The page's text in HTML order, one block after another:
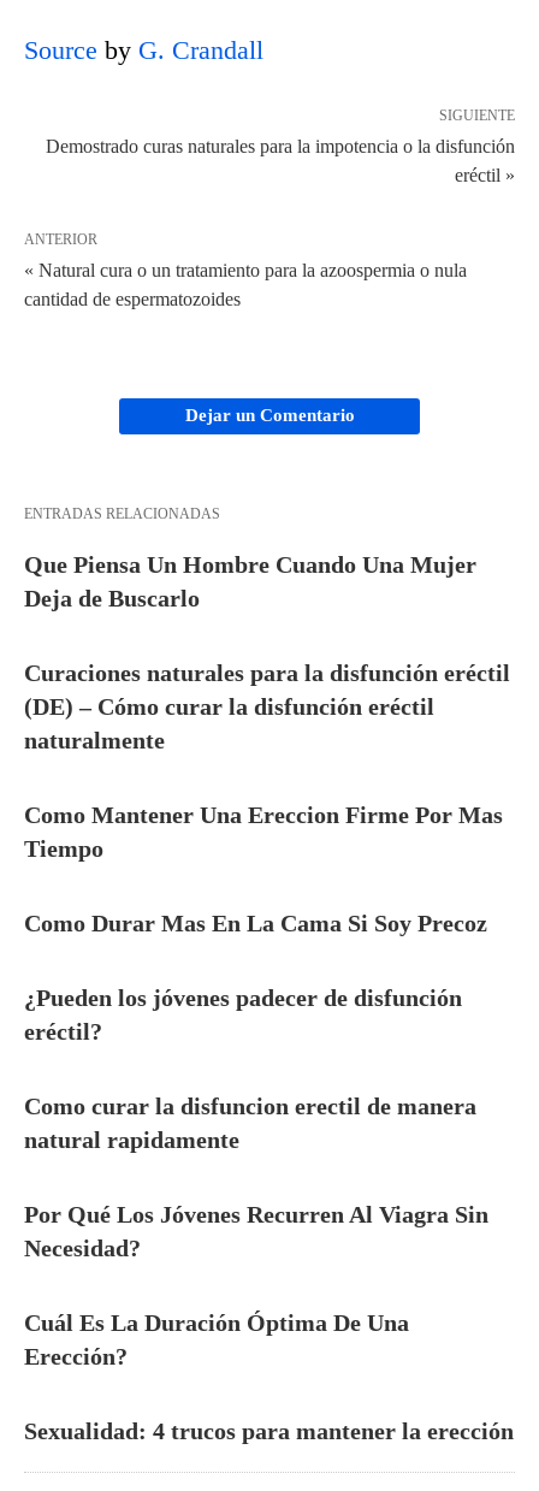
Source by G. Crandall
SIGUIENTE
Demostrado curas naturales para la impotencia o la disfunción
eréctil »
ANTERIOR
« Natural cura o un tratamiento para la azoospermia o nula
cantidad de espermatozoides
Dejar un Comentario
ENTRADAS RELACIONADAS
Que Piensa Un Hombre Cuando Una Mujer
Deja de Buscarlo
Curaciones naturales para la disfunción eréctil
(DE) – Cómo curar la disfunción eréctil
naturalmente
Como Mantener Una Ereccion Firme Por Mas
Tiempo
Como Durar Mas En La Cama Si Soy Precoz
¿Pueden los jóvenes padecer de disfunción
eréctil?
Como curar la disfuncion erectil de manera
natural rapidamente
Por Qué Los Jóvenes Recurren Al Viagra Sin
Necesidad?
Cuál Es La Duración Óptima De Una
Erección?
Sexualidad: 4 trucos para mantener la erección